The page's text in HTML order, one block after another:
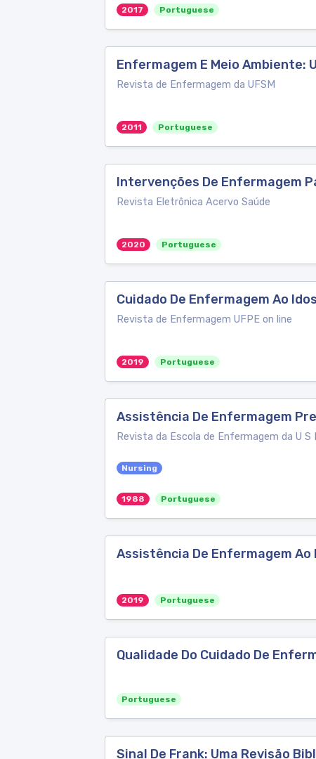
2017 Portuguese
Enfermagem E Meio Ambiente:
Revista de Enfermagem da UFSM
2011 Portuguese
Intervenções De Enfermagem
Revista Eletrônica Acervo Saúde
2020 Portuguese
Cuidado De Enfermagem Ao
Revista de Enfermagem UFPE on line
2019 Portuguese
Assistência De Enfermagem
Revista da Escola de Enfermagem da U S
Nursing
1988 Portuguese
Assistência De Enfermagem
2019 Portuguese
Qualidade Do Cuidado De
Portuguese
Sinal De Frank: Uma Revisão